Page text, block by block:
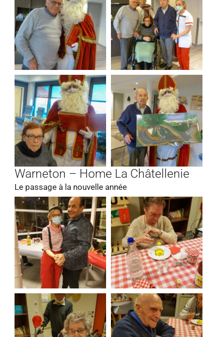
Warneton – Home La Châtellenie
Le passage à la nouvelle année